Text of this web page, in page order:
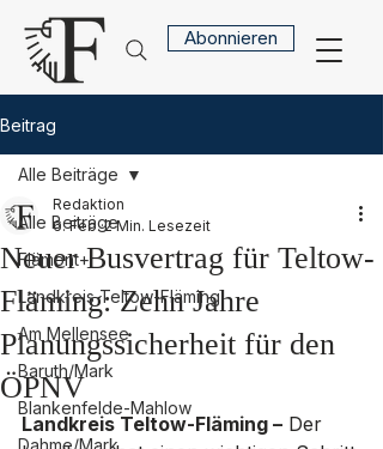
Abonnieren
Beitrag
Alle Beiträge
Flämont+
Landkreis Teltow-Fläming
Am Mellensee
Baruth/Mark
Blankenfelde-Mahlow
Dahme/Mark
Alle Beiträge
Neuer Busvertrag für Teltow-
Fläming: Zehn Jahre
Planungssicherheit für den
ÖPNV
Redaktion
6. Feb. 2 Min. Lesezeit
Landkreis Teltow-Fläming – Der